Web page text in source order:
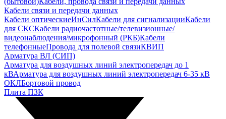
Кабели связи и передачи данных
Кабели оптическиеИнСилКабели для сигнализацииКабели
для СКСКабели радиочастотные/телевизионные/
видеонаблюдения/микрофонный (РКБ)Кабели
телефонныеПровода для полевой связиКВИП
Арматура ВЛ (СИП)
Арматура для воздушных линий электропередач до 1
кВАрматура для воздушных линий электропередач 6-35 кВ
ОКЛБортовой провод
Плита ПЗК